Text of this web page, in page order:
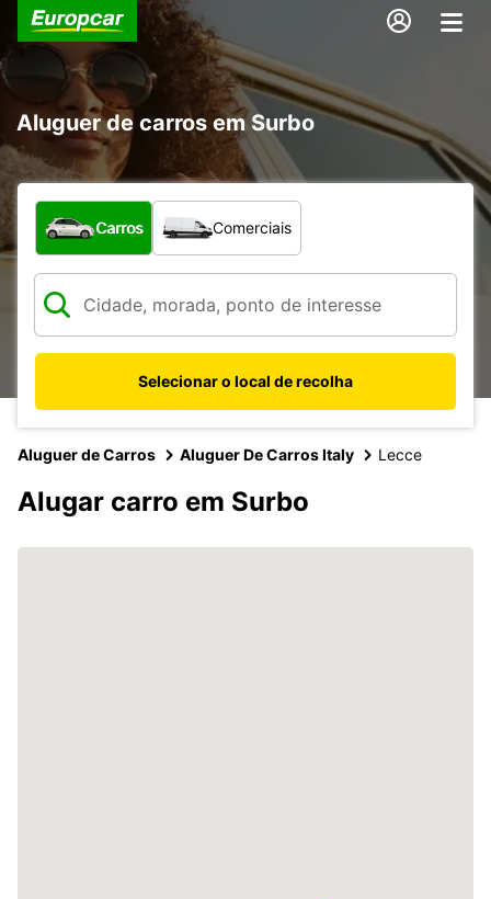
Aluguer de carros em Surbo
Que tipo de veículo pretende?
Carros Comerciais
Selecionar o local de recolha
Aluguer de Carros Aluguer De Carros Italy Lecce
Alugar carro em Surbo